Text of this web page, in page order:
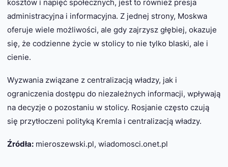
kosztów i napięć społecznych, jest to również presja
administracyjna i informacyjna. Z jednej strony, Moskwa
oferuje wiele możliwości, ale gdy zajrzysz głębiej, okazuje
się, że codzienne życie w stolicy to nie tylko blaski, ale i
cienie.
Wyzwania związane z centralizacją władzy, jak i
ograniczenia dostępu do niezależnych informacji, wpływają
na decyzje o pozostaniu w stolicy. Rosjanie często czują
się przytłoczeni polityką Kremla i centralizacją władzy.
Źródła: mieroszewski.pl, wiadomosci.onet.pl